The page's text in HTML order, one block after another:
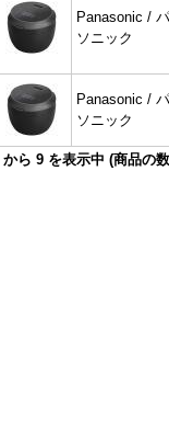
Panasonic /
ソニック
Panasonic /
ソニック
から 9 を表示中 (商品の